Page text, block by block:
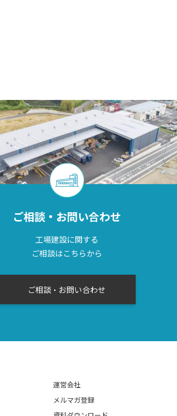
ご相談・お問い合わせ
工場建設に関する
ご相談はこちらから
ご相談・お問い合わせ
運営会社
メルマガ登録